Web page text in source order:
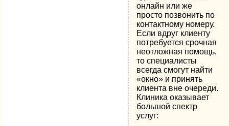
онлайн или же
просто позвонить по
контактному номеру.
Если вдруг клиенту
потребуется срочная
неотложная помощь,
то специалисты
всегда смогут найти
«окно» и принять
клиента вне очереди.
Клиника оказывает
большой спектр
услуг: